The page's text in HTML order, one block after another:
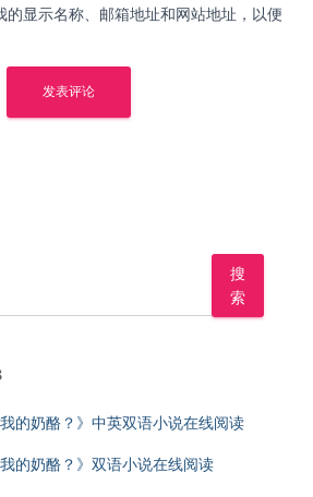
的显示名称、邮箱地址和网站地址，以便
搜
索
的奶酪？》中英双语小说在线阅读
的奶酪？》双语小说在线阅读